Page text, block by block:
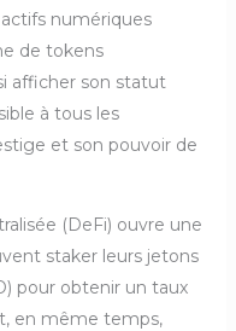
numériques
de tokens
afficher son statut
à tous les
et son pouvoir de
(DeFi) ouvre une
staker leurs jetons
pour obtenir un taux
en même temps,